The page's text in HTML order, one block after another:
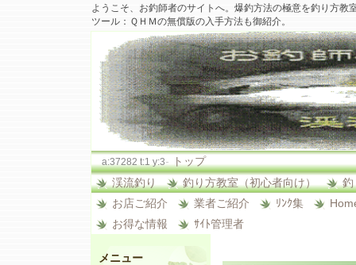
ようこそ、お釣師者のサイトへ。爆釣方法の極意を釣り方
ツール：ＱＨＭの無償版の入手方法も御紹介。
a:37282 t:1 y:3-
トップ
渓流釣り
釣り方教室（初心者向け）
釣
お店ご紹介
業者ご紹介 ﾘﾝｸ集
お得な情報
ｻｲﾄ管理者
メニュー